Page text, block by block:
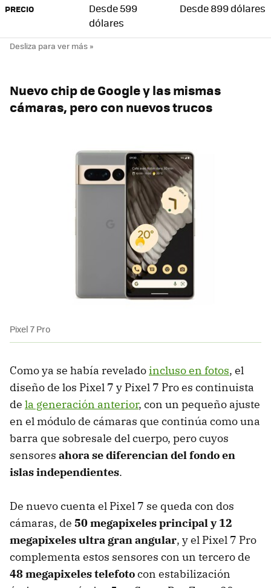
PRECIO
Desde 599
dólares
Desde 899 dólares
Nuevo chip de Google y las mismas
cámaras, pero con nuevos trucos
Pixel 7 Pro
Como ya se había reveladoincluso en fotos, el
diseño de los Pixel 7 y Pixel 7 Pro es continuista
de la generación anterior, con un pequeño ajuste
en el módulo de cámaras que continúa como una
barra que sobresale del cuerpo, pero cuyos
sensores ahora se diferencian del fondoen
islas independientes.
De nuevo cuenta el Pixel 7 se queda con dos
cámaras, de 50 megapixeles principal y 12
megapixeles ultra gran angular, y el Pixel 7 Pro
complementa estos sensores con un tercero de
48 megapixeles telefotocon estabilización